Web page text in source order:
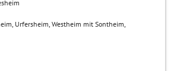
Urfersheim, Westheim mit Sontheim,